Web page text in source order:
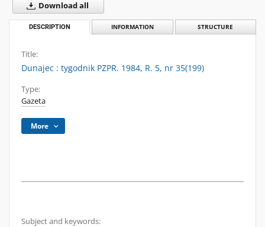
Download all
DESCRIPTION INFORMATION STRUCTURE
Title:
Dunajec : tygodnik PZPR. 1984, R. 5, nr 35(199)
Type:
Gazeta
More
Subject and keywords: